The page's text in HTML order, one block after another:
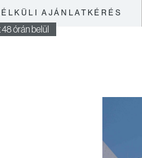
AJÁNLATKÉRÉS
órán belül